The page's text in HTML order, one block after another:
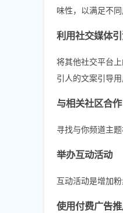
味性，以满足不同
利用社交媒体
将其他社交平台
引人的文案引导用
与相关社区合作
寻找与你频道主
举办互动活动
互动活动是增加
使用付费广告